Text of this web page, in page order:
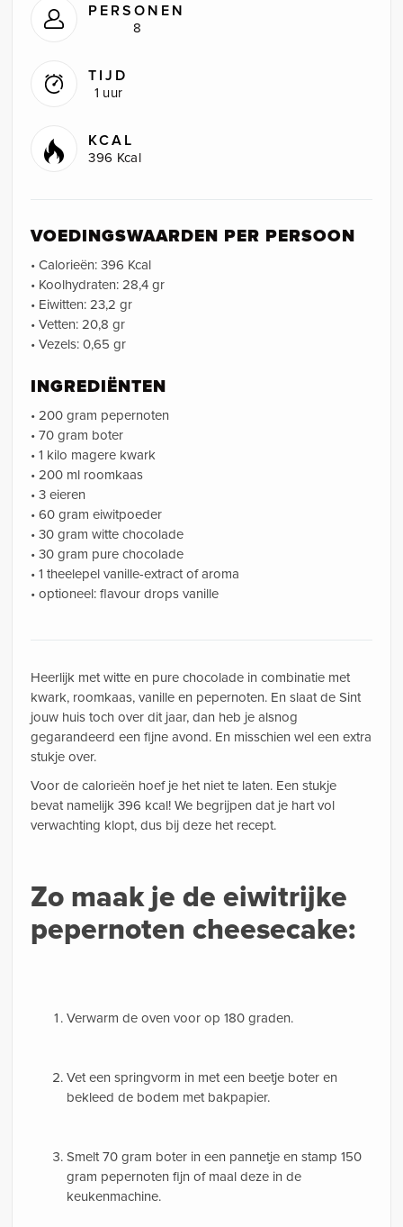
PERSONEN
8
TIJD
1 uur
KCAL
396 Kcal
VOEDINGSWAARDEN PER PERSOON
• Calorieën: 396 Kcal
• Koolhydraten: 28,4 gr
• Eiwitten: 23,2 gr
• Vetten: 20,8 gr
• Vezels: 0,65 gr
INGREDIËNTEN
• 200 gram pepernoten
• 70 gram boter
• 1 kilo magere kwark
• 200 ml roomkaas
• 3 eieren
• 60 gram eiwitpoeder
• 30 gram witte chocolade
• 30 gram pure chocolade
• 1 theelepel vanille-extract of aroma
• optioneel: flavour drops vanille
Heerlijk met witte en pure chocolade in combinatie met
kwark, roomkaas, vanille en pepernoten. En slaat de Sint
jouw huis toch over dit jaar, dan heb je alsnog
gegarandeerd een fijne avond. En misschien wel een extra
stukje over.
Voor de calorieën hoef je het niet te laten. Een stukje
bevat namelijk 396 kcal! We begrijpen dat je hart vol
verwachting klopt, dus bij deze het recept.
Zo maak je de eiwitrijke
pepernoten cheesecake:
Verwarm de oven voor op 180 graden.
Vet een springvorm in met een beetje boter en
bekleed de bodem met bakpapier.
Smelt 70 gram boter in een pannetje en stamp 150
gram pepernoten fijn of maal deze in de
keukenmachine.